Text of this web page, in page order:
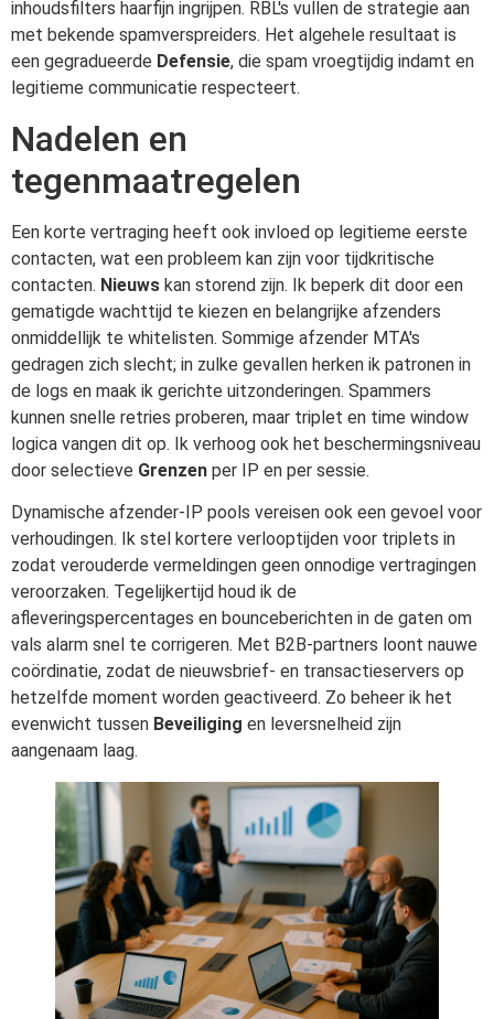
inhoudsfilters haarfijn ingrijpen. RBL's vullen de strategie aan
met bekende spamverspreiders. Het algehele resultaat is
een gegradueerde Defensie, die spam vroegtijdig indamt en
legitieme communicatie respecteert.
Nadelen en
tegenmaatregelen
Een korte vertraging heeft ook invloed op legitieme eerste
contacten, wat een probleem kan zijn voor tijdkritische
contacten. Nieuws kan storend zijn. Ik beperk dit door een
gematigde wachttijd te kiezen en belangrijke afzenders
onmiddellijk te whitelisten. Sommige afzender MTA's
gedragen zich slecht; in zulke gevallen herken ik patronen in
de logs en maak ik gerichte uitzonderingen. Spammers
kunnen snelle retries proberen, maar triplet en time window
logica vangen dit op. Ik verhoog ook het beschermingsniveau
door selectieve Grenzen per IP en per sessie.
Dynamische afzender-IP pools vereisen ook een gevoel voor
verhoudingen. Ik stel kortere verlooptijden voor triplets in
zodat verouderde vermeldingen geen onnodige vertragingen
veroorzaken. Tegelijkertijd houd ik de
afleveringspercentages en bounceberichten in de gaten om
vals alarm snel te corrigeren. Met B2B-partners loont nauwe
coördinatie, zodat de nieuwsbrief- en transactieservers op
hetzelfde moment worden geactiveerd. Zo beheer ik het
evenwicht tussen Beveiliging en leversnelheid zijn
aangenaam laag.